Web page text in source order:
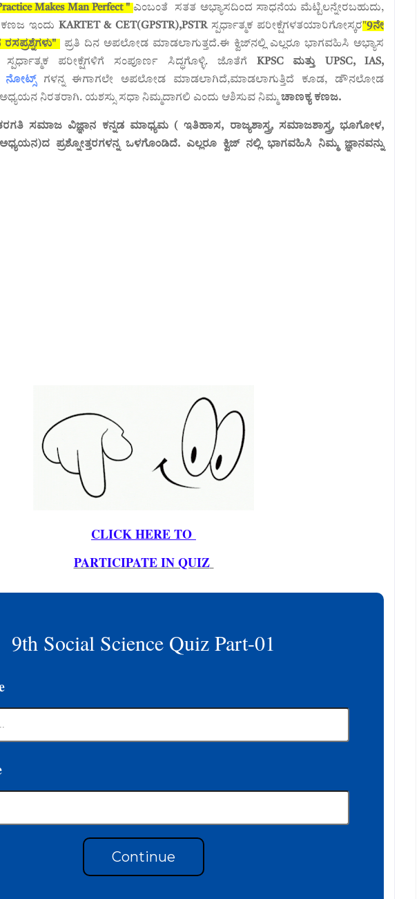
Makes Man Perfect " ಎಂಬಂತೆ ಸತತ ಅಭ್ಯಾಸದಿಂದ ಸಾಧನೆಯ ಮೆಟ್ಟಿಲನ್ನೇರಬಹುದು,
ಕಣಜ ಇಂದುKARTET & CET(GPSTR),PSTR ಸ್ಪರ್ಧಾತ್ಮಕ ಪರೀಕ್ಷೆಗಳತಯಾರಿಗೋಸ್ಕರ"9ನೇ
ಪ್ರತಿ ದಿನ ಅಪಲೋಡ ಮಾಡಲಾಗುತ್ತದೆ.ಈ ಕ್ವಿಜ್‌ನಲ್ಲಿ ಎಲ್ಲರೂ ಭಾಗವಹಿಸಿ ಅಭ್ಯಾಸ
ಸ್ಪರ್ಧಾತ್ಮಕ ಪರೀಕ್ಷೆಗಳಿಗೆ ಸಂಪೂರ್ಣ ಸಿದ್ಧಗೊಳ್ಳಿ. ಜೊತೆಗೆKPSC ಮತ್ತು UPSC, IAS,
ನೋಟ್ಸ್ಗಳನ್ನ ಈಗಾಗಲೇ ಅಪಲೋಡ ಮಾಡಲಾಗಿದೆ,ಮಾಡಲಾಗುತ್ತಿದೆ ಕೂಡ, ಡೌನಲೋಡ
ನಿರತರಾಗಿ. ಯಶಸ್ಸು ಸಧಾ ನಿಮ್ಮದಾಗಲಿ ಎಂದು ಆಶಿಸುವ ನಿಮ್ಮ ಚಾಣಕ್ಯ ಕಣಜ.
ಸಮಾಜ ವಿಜ್ಞಾನ ಕನ್ನಡ ಮಾಧ್ಯಮ ( ಇತಿಹಾಸ, ರಾಜ್ಯಶಾಸ್ತ್ರ, ಸಮಾಜಶಾಸ್ತ್ರ, ಭೂಗೋಳ,
ಅಧ್ಯಯನ)ದ ಪ್ರಶ್ನೋತ್ತರಗಳನ್ನ ಒಳಗೊಂಡಿದೆ. ಎಲ್ಲರೂ ಕ್ವಿಜ್ ನಲ್ಲಿ ಭಾಗವಹಿಸಿ ನಿಮ್ಮ ಜ್ಞಾನವನ್ನು
CLICK HERE TO
PARTICIPATE IN QUIZ
9th Social Science Quiz Part-01
Continue